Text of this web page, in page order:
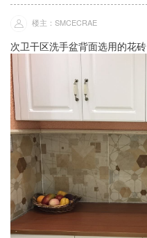
楼主：SMCECRAE
次卫干区洗手盆背面选用的花砖